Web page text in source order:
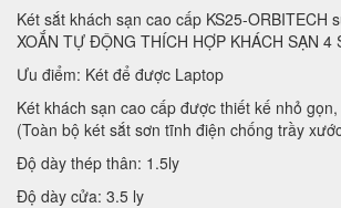
Két sắt khách sạn cao cấp KS25-ORBITECH
XOẮN TỰ ĐỘNG THÍCH HỢP KHÁCH SẠN 4
Ưu điểm: Két để được Laptop
Két khách sạn cao cấp được thiết kế nhỏ
(Toàn bộ két sắt sơn tĩnh điện chống trầy
Độ dày thép thân: 1.5ly
Độ dày cửa: 3.5 ly